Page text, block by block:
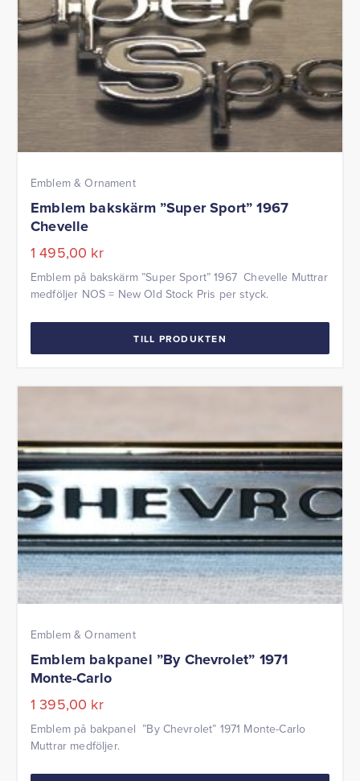
Emblem & Ornament
Emblem bakskärm ”Super Sport” 1967
Chevelle
1 495,00 kr
Emblem på bakskärm ”Super Sport” 1967 Chevelle Muttrar
medföljer NOS = New Old Stock Pris per styck.
TILL PRODUKTEN
Emblem & Ornament
Emblem bakpanel ”By Chevrolet” 1971
Monte-Carlo
1 395,00 kr
Emblem på bakpanel ”By Chevrolet” 1971 Monte-Carlo
Muttrar medföljer.